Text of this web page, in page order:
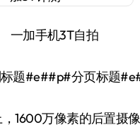
一加手机3T自拍
题#e##p#分页标题
1600万像素的后置摄